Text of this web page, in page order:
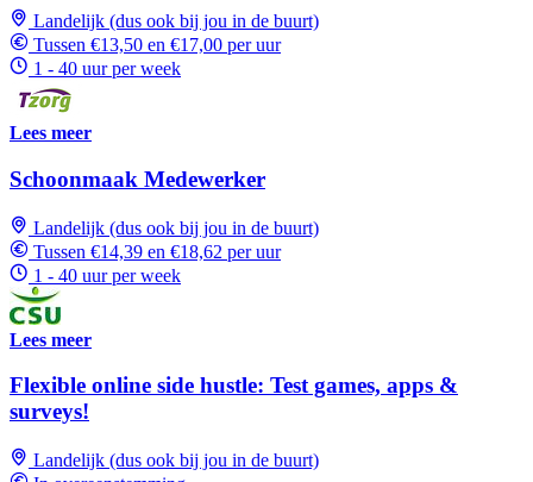
Landelijk (dus ook bij jou in de buurt)
Tussen €13,50 en €17,00 per uur
1 - 40 uur per week
Lees meer
Schoonmaak Medewerker
Landelijk (dus ook bij jou in de buurt)
Tussen €14,39 en €18,62 per uur
1 - 40 uur per week
Lees meer
Flexible online side hustle: Test games, apps &
surveys!
Landelijk (dus ook bij jou in de buurt)